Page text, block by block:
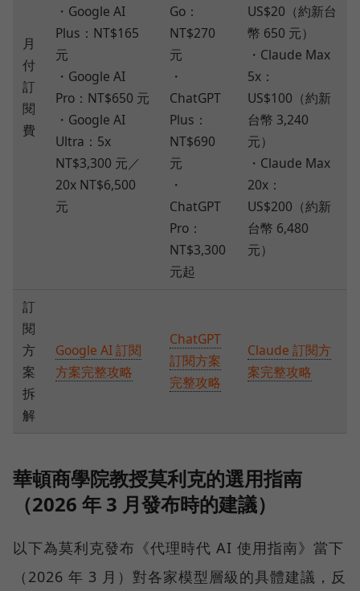
月
付
訂
閱
費
・Google AI
Plus：NT$165
元
・Google AI
Pro：NT$650 元
・Google AI
Ultra：5x
NT$3,300 元／
20x NT$6,500
元
Go：
NT$270
元
・
ChatGPT
Plus：
NT$690
元
・
ChatGPT
Pro：
NT$3,300
元起
US$20（約新台
幣 650 元）
・Claude Max
5x：
US$100（約新
台幣 3,240
元）
・Claude Max
20x：
US$200（約新
台幣 6,480
元）
訂
閱
方
案
拆
解
Google AI 訂閱
方案完整攻略
ChatGPT
訂閱方案
完整攻略
Claude 訂閱方
案完整攻略
華頓商學院教授莫利克的選用指南
（2026 年 3 月發布時的建議）
以下為莫利克發布《代理時代 AI 使用指南》當下
（2026 年 3 月）對各家模型層級的具體建議，反